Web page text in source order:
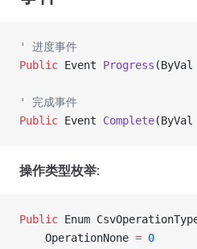
' 进度事件
Public Event Progress
' 完成事件
Public Event Complete
操作类型枚举:
Public Enum
    OperationNone
= 0